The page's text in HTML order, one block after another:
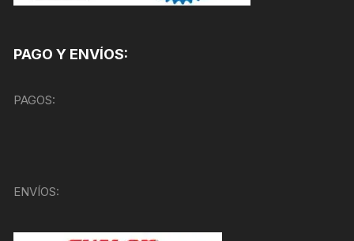
PAGO Y ENVÍOS:
PAGOS:
ENVÍOS: